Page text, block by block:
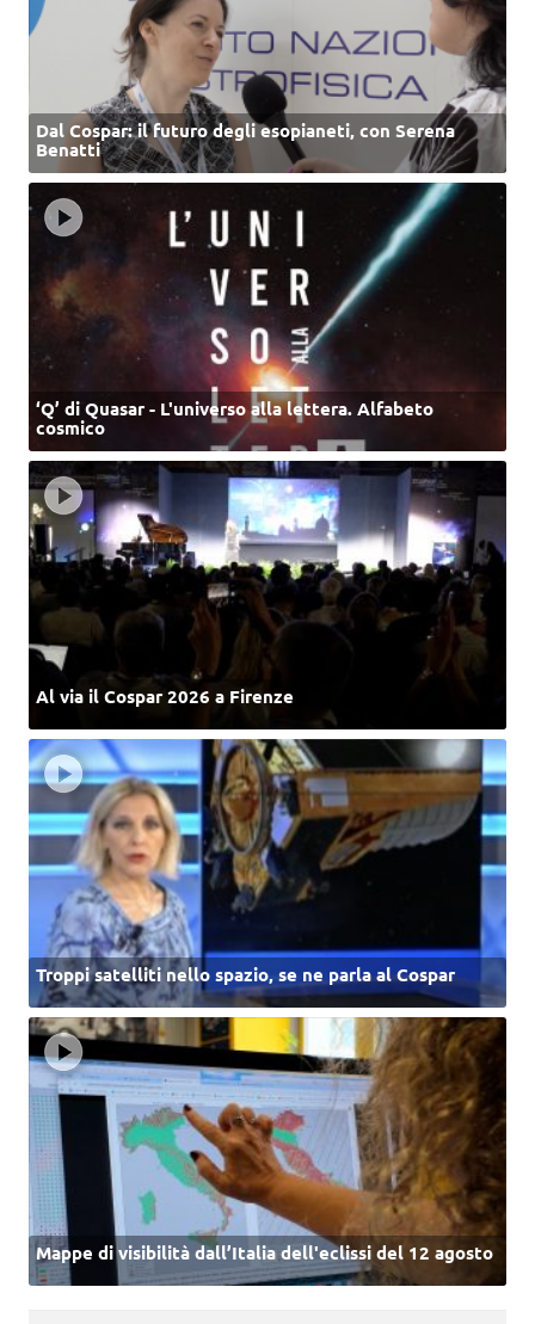
Dal Cospar: il futuro degli esopianeti, con Serena
Benatti
‘Q’ di Quasar - L'universo alla lettera. Alfabeto
cosmico
Al via il Cospar 2026 a Firenze
Troppi satelliti nello spazio, se ne parla al Cospar
Mappe di visibilità dall’Italia dell'eclissi del 12 agosto